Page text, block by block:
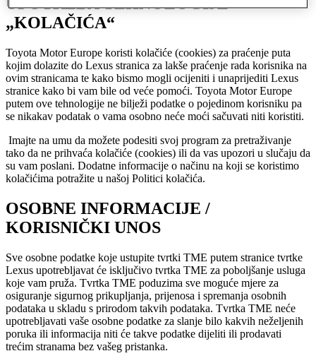
„KOLAČIĆA“
Toyota Motor Europe koristi kolačiće (cookies) za praćenje puta
kojim dolazite do Lexus stranica za lakše praćenje rada korisnika na
ovim stranicama te kako bismo mogli ocijeniti i unaprijediti Lexus
stranice kako bi vam bile od veće pomoći. Toyota Motor Europe
putem ove tehnologije ne bilježi podatke o pojedinom korisniku pa
se nikakav podatak o vama osobno neće moći sačuvati niti koristiti.
Imajte na umu da možete podesiti svoj program za pretraživanje
tako da ne prihvaća kolačiće (cookies) ili da vas upozori u slučaju da
su vam poslani. Dodatne informacije o načinu na koji se koristimo
kolačićima potražite u našoj Politici kolačića.
OSOBNE INFORMACIJE /
KORISNIČKI UNOS
Sve osobne podatke koje ustupite tvrtki TME putem stranice tvrtke
Lexus upotrebljavat će isključivo tvrtka TME za poboljšanje usluga
koje vam pruža. Tvrtka TME poduzima sve moguće mjere za
osiguranje sigurnog prikupljanja, prijenosa i spremanja osobnih
podataka u skladu s prirodom takvih podataka. Tvrtka TME neće
upotrebljavati vaše osobne podatke za slanje bilo kakvih neželjenih
poruka ili informacija niti će takve podatke dijeliti ili prodavati
trećim stranama bez vašeg pristanka.